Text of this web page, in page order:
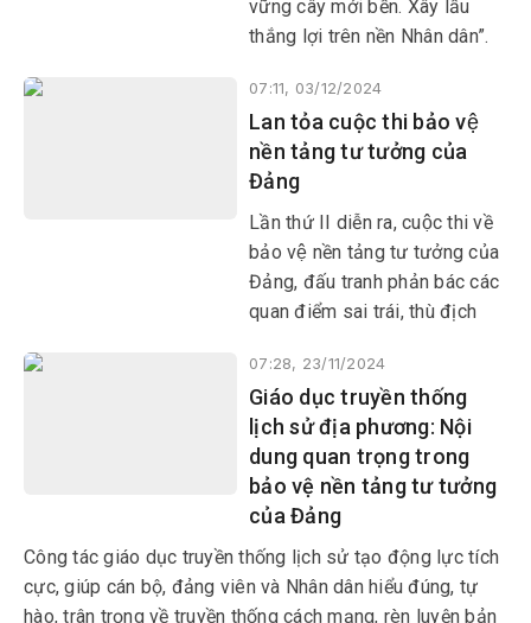
vững cây mới bền. Xây lầu
thắng lợi trên nền Nhân dân”.
hàng ngàn năm lịch sử dựng
nước và giữ nước để tồn tại
và phát triển là nhờ biết “trọng
dân”.
07:11, 03/12/2024
Lan tỏa cuộc thi bảo vệ
nền tảng tư tưởng của
Đảng
Lần thứ II diễn ra, cuộc thi về
bảo vệ nền tảng tư tưởng của
Đảng, đấu tranh phản bác các
quan điểm sai trái, thù địch
ủy Tuy Hòa tổ chức đã tạo sự
lan tỏa sâu rộng trong toàn
Đảng bộ thành phố, thu hút sự
quan tâm, tham gia của đông
đảo cán bộ, đảng viên, Nhân
dân.
07:28, 23/11/2024
Giáo dục truyền thống
lịch sử địa phương: Nội
dung quan trọng trong
bảo vệ nền tảng tư tưởng
của Đảng
Công tác giáo dục truyền thống lịch sử tạo động lực tích
cực, giúp cán bộ, đảng viên và Nhân dân hiểu đúng, tự
hào, trân trọng về truyền thống cách mạng, rèn luyện bản